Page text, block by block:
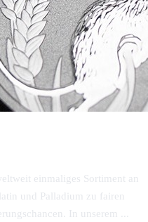
einmaliges Sortiment an
und Palladium zu fairen
In unserem ...